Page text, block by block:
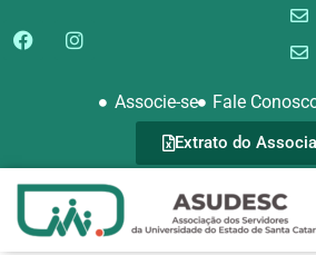
Associe-se Fale
Extrato do